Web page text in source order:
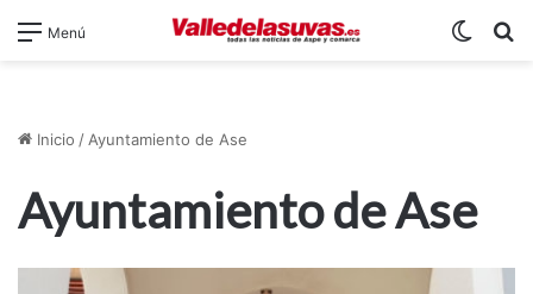
Menú
Inicio / Ayuntamiento de Ase
Ayuntamiento de Ase